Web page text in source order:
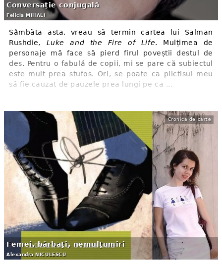
Conversație conjugală
Felicia MIHALI
Sâmbăta asta, vreau să termin cartea lui Salman
Rushdie, Luke and the Fire of Life. Mulțimea de
personaje mă face să pierd firul poveștii destul de
des. Pentru o fabulă de copii, mi se pare că subiectul
este mult prea stufos. Ori, se poate ca plictisul meu
să fie cauzat de pauzele prea lungi pe ca ...
Cronica de carte
Femei, bărbați, nemulțumiri
Alexandra NICULESCU